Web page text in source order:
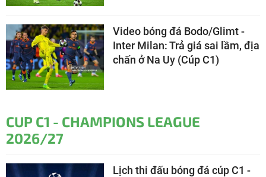
Video bóng đá Bodo/Glimt -
Inter Milan: Trả giá sai lầm, địa
chấn ở Na Uy (Cúp C1)
CUP C1 - CHAMPIONS LEAGUE
2026/27
Lịch thi đấu bóng đá cúp C1 -